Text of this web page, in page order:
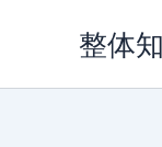
整体